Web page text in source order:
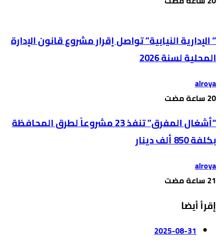
” الإدارية النيابية” تواصل إقرار مشروع قانون الإدارة
المحلية لسنة 2026
alroya
“أشغال المفرق” تنفذ 23 مشروعاً لطرق المحافظة
بكلفة 850 ألف دينار
alroya
إقرأ أيضا
2025-08-31